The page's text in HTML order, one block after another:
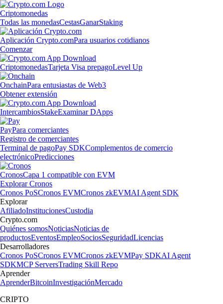
Criptomonedas
Todas las monedasCestasGanarStaking
Aplicación Crypto.comPara usuarios cotidianos
Comenzar
CriptomonedasTarjeta Visa prepagoLevel Up
OnchainPara entusiastas de Web3
Obtener extensión
IntercambiosStakeExaminar DApps
PayPara comerciantes
Registro de comerciantes
Terminal de pagoPay SDKComplementos de comercio
electrónicoPredicciones
CronosCapa 1 compatible con EVM
Explorar Cronos
Cronos PoSCronos EVMCronos zkEVMAI Agent SDK
Explorar
AfiliadoInstitucionesCustodia
Crypto.com
Quiénes somosNoticiasNoticias de
productosEventosEmpleoSociosSeguridadLicencias
Desarrolladores
Cronos PoSCronos EVMCronos zkEVMPay SDKAI Agent
SDKMCP ServersTrading Skill Repo
Aprender
AprenderBitcoinInvestigaciónMercado
CRIPTO